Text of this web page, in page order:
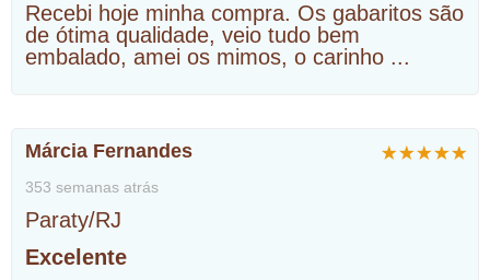
Recebi hoje minha compra. Os gabaritos são
de ótima qualidade, veio tudo bem
embalado, amei os mimos, o carinho ...
Márcia Fernandes
353 semanas atrás
Paraty/RJ
Excelente